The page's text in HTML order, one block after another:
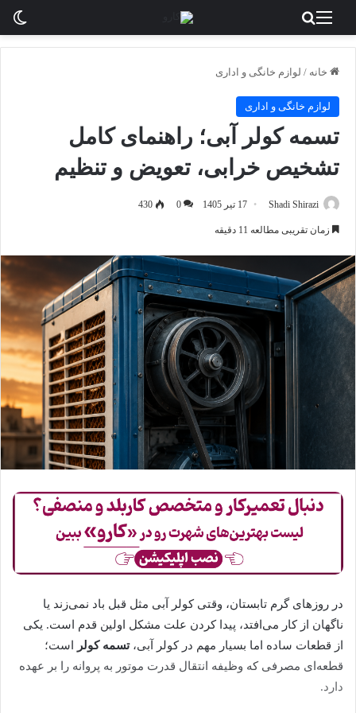
منو
خانه / لوازم خانگی و اداری
لوازم خانگی و اداری
تسمه کولر آبی؛ راهنمای کامل
تشخیص خرابی، تعویض و تنظیم
Shadi Shirazi 17 تیر 1405 0
430
زمان تقریبی مطالعه 11 دقیقه
در روزهای گرم تابستان، وقتی کولر آبی مثل قبل باد نمی‌زند یا
ناگهان از کار می‌افتد، پیدا کردن علت مشکل اولین قدم است. یکی
از قطعات ساده اما بسیار مهم در کولر آبی،تسمه کولر
است؛
قطعه‌ای مصرفی که وظیفه انتقال قدرت موتور به پروانه را بر عهده
دارد.